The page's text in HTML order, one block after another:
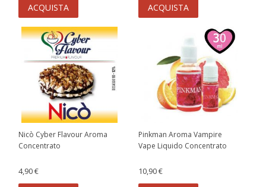
ACQUISTA ACQUISTA
Nicò Cyber Flavour Aroma
Concentrato
4,90 €
Pinkman Aroma Vampire
Vape Liquido Concentrato
10,90 €